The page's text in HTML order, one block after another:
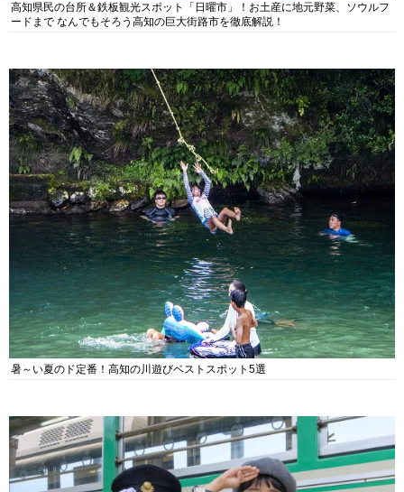
高知県民の台所＆鉄板観光スポット「日曜市」！お土産に地元野菜、ソウルフ
ードまで なんでもそろう高知の巨大街路市を徹底解説！
暑～い夏のド定番！高知の川遊びベストスポット5選